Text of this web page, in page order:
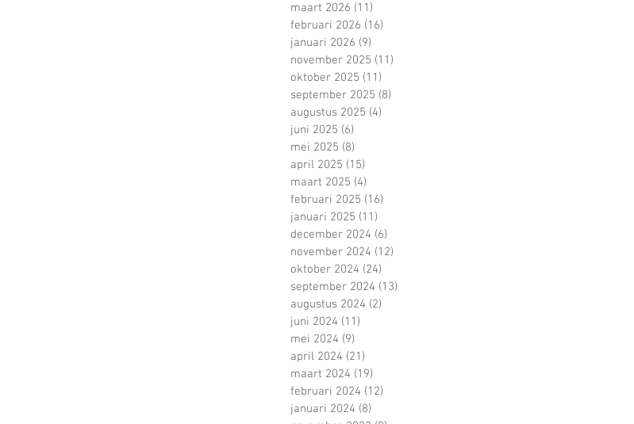
maart 2026 (11)
februari 2026 (16)
januari 2026 (9)
november 2025 (11)
oktober 2025 (11)
september 2025 (8)
augustus 2025 (4)
juni 2025 (6)
mei 2025 (8)
april 2025 (15)
maart 2025 (4)
februari 2025 (16)
januari 2025 (11)
december 2024 (6)
november 2024 (12)
oktober 2024 (24)
september 2024 (13)
augustus 2024 (2)
juni 2024 (11)
mei 2024 (9)
april 2024 (21)
maart 2024 (19)
februari 2024 (12)
januari 2024 (8)